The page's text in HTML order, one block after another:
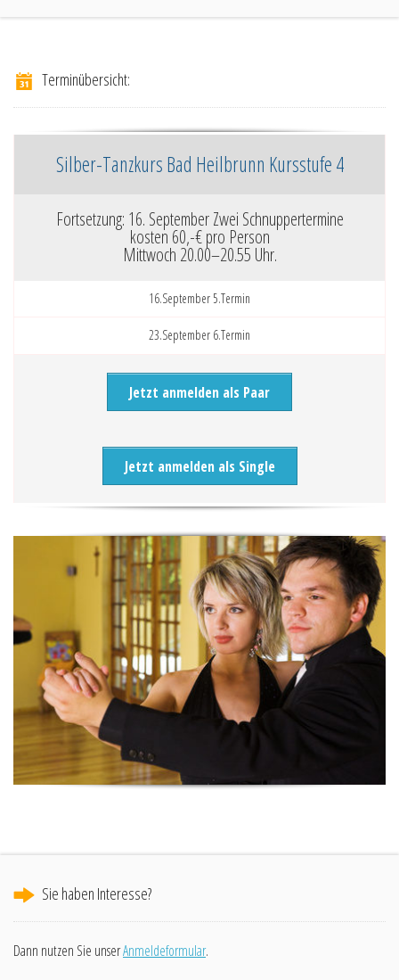
Terminübersicht:
Silber-TanzkursBad Heilbrunn Kursstufe 4
Fortsetzung: 16. September Zwei Schnuppertermine
kosten 60,-€ pro Person
Mittwoch 20.00–20.55 Uhr.
16.September 5.Termin
23.September 6.Termin
Jetzt anmelden als Paar
Jetzt anmelden als Single
Sie haben Interesse?
Dann nutzen Sie unserAnmeldeformular.